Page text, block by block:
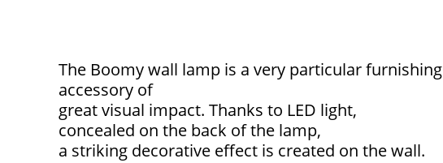
The Boomy wall lamp is a very particular furnishing
accessory of
great visual impact. Thanks to LED light,
concealed on the back of the lamp,
a striking decorative effect is created on the wall.